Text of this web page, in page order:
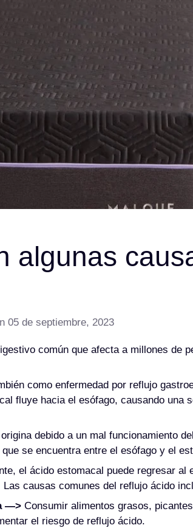
algunas
05 de septiembre, 2023
común que afecta a millones de
como enfermedad por reflujo
fluye hacia el esófago, causando una
debido a un mal funcionamiento
se encuentra entre el esófago y el
el ácido estomacal puede regresar al
causas comunes del reflujo ácido
—> Consumir alimentos grasos,
el riesgo de reflujo ácido.